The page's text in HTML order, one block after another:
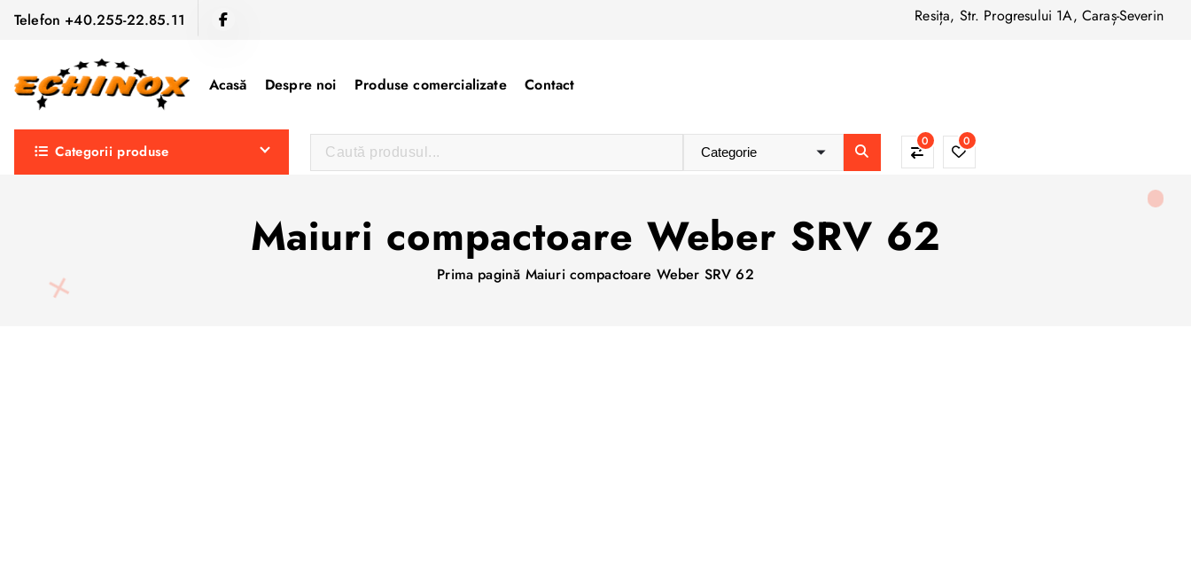
Telefon +40.255-22.85.11 Resița, Str. Progresului 1A, Caraș-Severin
Acasă Despre noi Produse comercializate Contact
Categorii produse
0 0
Maiuri compactoare Weber SRV 62
Prima pagină Maiuri compactoare Weber SRV 62